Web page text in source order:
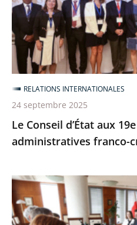
19e
Journées
juridiques
et
administratives
franco-
croates
Le Conseil d’État aux
administratives franco-
RELATIONS INTERNATIONALES
24 septembre 2025
[6
et
7